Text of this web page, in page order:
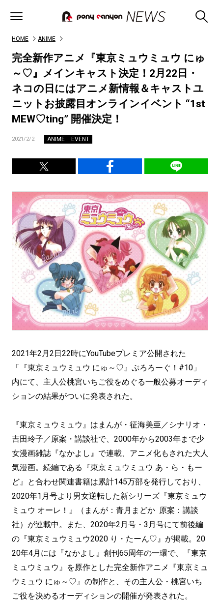
HOME ANIME
完全新作アニメ『東京ミュウミュウ にゅ
～♡』メインキャスト決定！2月22日・
ネコの日にはアニメ新情報＆キャストユ
ニットお披露目オンラインイベント “1st
MEW♡ting” 開催決定！
2021/2/2 ANIME EVENT
2021年2月2日22時にYouTubeプレミア公開された
「『東京ミュウミュウ にゅ～♡』ぷろろーぐ！#10」
内にて、主人公桃宮いちご役をめぐる一般公募オーディ
ションの結果がついに発表された。
『東京ミュウミュウ』はまんが・征海美亜／シナリオ・
吉田玲子／原案・講談社で、2000年から2003年まで少
女漫画雑誌『なかよし』で連載、アニメ化もされた大人
気漫画。続編である『東京ミュウミュウ あ・ら・もー
ど』と合わせ関連書籍は累計145万部を発行しており、
2020年1月号より男女逆転した新シリーズ『東京ミュウ
ミュウ オーレ！』（まんが：青月まどか 原案：講談
社）が連載中。また、2020年2月号・3月号にて前後編
の『東京ミュウミュウ2020 り・たーん♡』が掲載。20
20年4月には『なかよし』創刊65周年の一環で、『東京
ミュウミュウ』を原作とした完全新作アニメ『東京ミュ
ウミュウ にゅ～♡』の制作と、その主人公・桃宮いち
ご役を決めるオーディションの開催が発表された。